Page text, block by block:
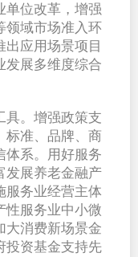
单位改革，增强
领域市场准入环
应用场景项目
发展多维度综合
具。增强政策支
标准、品牌、商
体系。用好服务
发展养老金融产
服务业经营主体
性服务业中小微
大消费新场景金
投资基金支持先